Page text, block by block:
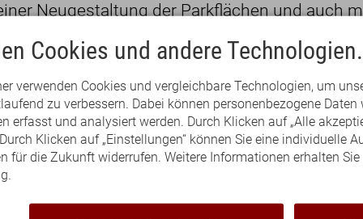
Neugestaltung der Parkflächen und auch
viel positive Resonanz erreichen.
nun auch bei unseren Gästezimmern. Unter
mit Hilfe heimischer Handwerker ist es uns
unseres Hauses frischen Glanz und neues
Textilien, neue Matratzen und ein neuer
so dass sich unsere Gäste nach einem
freuen können.
Cookies und andere Technologien.
verwenden Cookies und vergleichbare Technologien, um
zu verbessern. Dabei können personenbezogene Daten
erfasst und analysiert werden. Durch Klicken auf „Alle
Klicken auf „Einstellungen“ können Sie eine individuelle
für die Zukunft widerrufen. Weitere Informationen erhalten Sie